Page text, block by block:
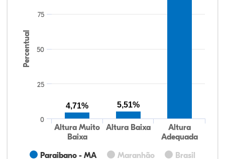
Percentual
Paraibano - MA Maranhão Brasil
Altura Muito
Baixa
Altura Baixa
Altura
Adequada
0
25
50
75
4,71% 5,51%